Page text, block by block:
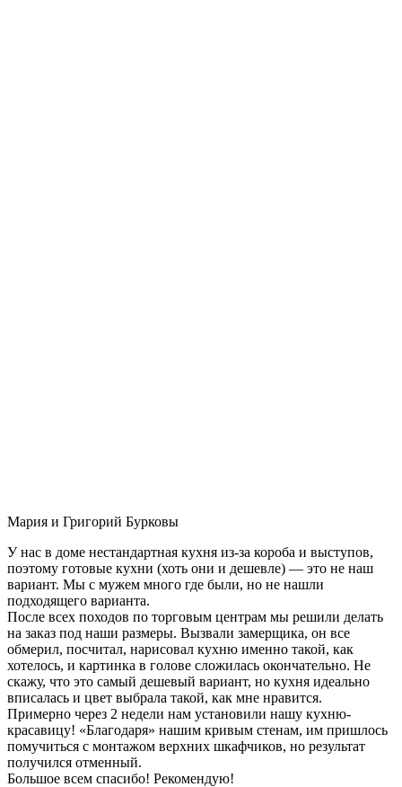
Мария и Григорий Бурковы
У нас в доме нестандартная кухня из-за короба и выступов,
поэтому готовые кухни (хоть они и дешевле) — это не наш
вариант. Мы с мужем много где были, но не нашли
подходящего варианта.
После всех походов по торговым центрам мы решили делать
на заказ под наши размеры. Вызвали замерщика, он все
обмерил, посчитал, нарисовал кухню именно такой, как
хотелось, и картинка в голове сложилась окончательно. Не
скажу, что это самый дешевый вариант, но кухня идеально
вписалась и цвет выбрала такой, как мне нравится.
Примерно через 2 недели нам установили нашу кухню-
красавицу! «Благодаря» нашим кривым стенам, им пришлось
помучиться с монтажом верхних шкафчиков, но результат
получился отменный.
Большое всем спасибо! Рекомендую!